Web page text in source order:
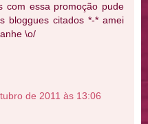
com essa promoção pude
bloggues citados *-* amei
\o/
de 2011 às 13:06